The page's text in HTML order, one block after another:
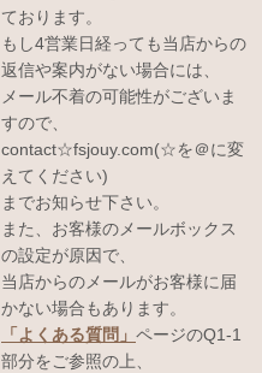
ております。
もし4営業日経っても当店からの
返信や案内がない場合には、
メール不着の可能性がございま
すので、
contact☆fsjouy.com(☆を＠に変
えてください)
までお知らせ下さい。
また、お客様のメールボックス
の設定が原因で、
当店からのメールがお客様に届
かない場合もあります。
「よくある質問」 ページのQ1-1
部分をご参照の上、